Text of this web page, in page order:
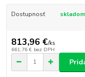
Dostupnosť skladom
813,96 €/ks
661,76 € bez DPH